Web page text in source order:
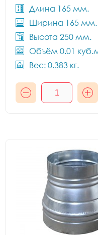
Длина 165 мм.
Ширина 165 мм.
Высота 250 мм.
Объём 0.01
Вес: 0.383 кг.